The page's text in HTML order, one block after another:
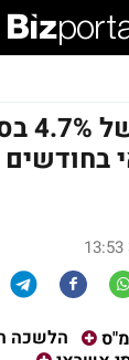
בחודשים
הלשכה